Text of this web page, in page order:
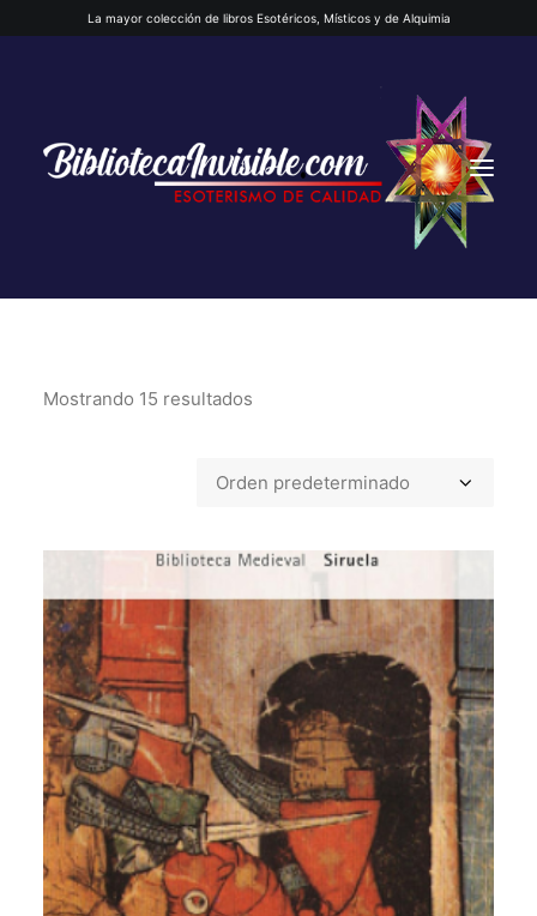
La mayor colección de libros Esotéricos, Místicos y de Alquimia
INICIO
AUTORES DESTACADOS
GLOSARIO
CONTACTO
Mostrando 15 resultados